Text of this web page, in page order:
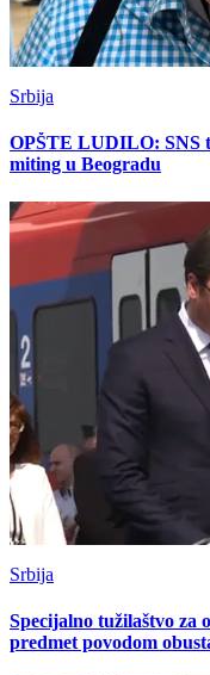
Srbija
OPŠTE LUDILO: SNS
miting u Beogradu
Srbija
Specijalno tužilaštvo
predmet povodom